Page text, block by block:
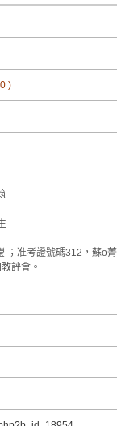
)
；准考證號碼312，蘇o菁
評會。